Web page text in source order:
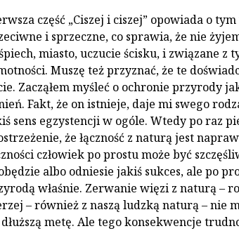
część „Ciszej i ciszej” opowiada o
i sprzeczne, co sprawia, że nie
miasto, uczucie ścisku, i związane z
Muszę też przyznać, że te
Zacząłem myśleć o ochronie przyrody
Fakt, że on istnieje, daje mi swego
sens egzystencji w ogóle. Wtedy po raz
że łączność z naturą jest
człowiek po prostu może być
albo odniesie jakiś sukces, ale po
właśnie. Zerwanie więzi z naturą –
– również z naszą ludzką naturą – nie
metę. Ale tego konsekwencje